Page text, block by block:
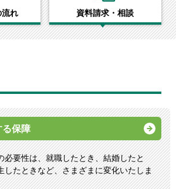
れ 資料請求・相談
る保障
必要性は、就職したとき、結婚したと
したときなど、さまざまに変化いたしま